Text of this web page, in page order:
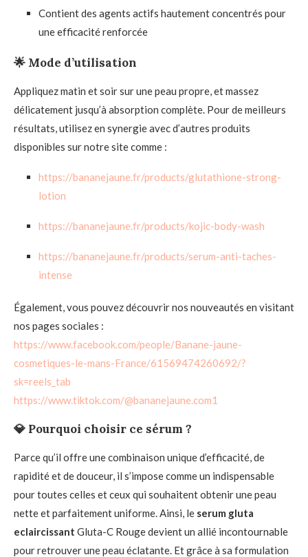
Contient des agents actifs hautement concentrés pour
une efficacité renforcée
🌟 Mode d’utilisation
Appliquez matin et soir sur une peau propre, et massez
délicatement jusqu’à absorption complète. Pour de meilleurs
résultats, utilisez en synergie avec d’autres produits
disponibles sur notre site comme :
https://bananejaune.fr/products/glutathione-strong-
lotion
https://bananejaune.fr/products/kojic-body-wash
https://bananejaune.fr/products/serum-anti-taches-
intense
Également, vous pouvez découvrir nos nouveautés en visitant
nos pages sociales :
https://www.facebook.com/people/Banane-jaune-
cosmetiques-le-mans-France/61569474260692/?
sk=reels_tab
https://www.tiktok.com/@bananejaune.com1
💎 Pourquoi choisir ce sérum ?
Parce qu’il offre une combinaison unique d’efficacité, de
rapidité et de douceur, il s’impose comme un indispensable
pour toutes celles et ceux qui souhaitent obtenir une peau
nette et parfaitement uniforme. Ainsi, le serum gluta
eclaircissant Gluta-C Rouge devient un allié incontournable
pour retrouver une peau éclatante. Et grâce à sa formulation